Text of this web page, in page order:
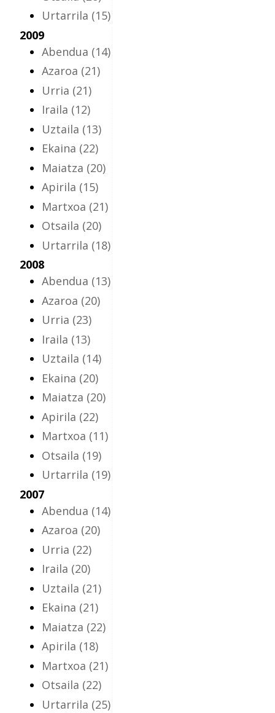
Urtarrila (15)
2009
Abendua (14)
Azaroa (21)
Urria (21)
Iraila (12)
Uztaila (13)
Ekaina (22)
Maiatza (20)
Apirila (15)
Martxoa (21)
Otsaila (20)
Urtarrila (18)
2008
Abendua (13)
Azaroa (20)
Urria (23)
Iraila (13)
Uztaila (14)
Ekaina (20)
Maiatza (20)
Apirila (22)
Martxoa (11)
Otsaila (19)
Urtarrila (19)
2007
Abendua (14)
Azaroa (20)
Urria (22)
Iraila (20)
Uztaila (21)
Ekaina (21)
Maiatza (22)
Apirila (18)
Martxoa (21)
Otsaila (22)
Urtarrila (25)